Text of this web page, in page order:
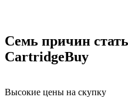
Семь причин
CartridgeBuy
Высокие цены на скупку